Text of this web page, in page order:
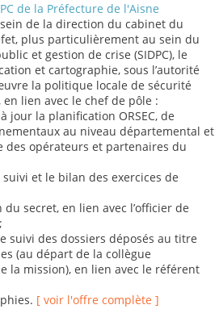
de la Préfecture de l'Aisne
de la direction du cabinet du
plus particulièrement au sein du
et gestion de crise (SIDPC), le
et cartographie, sous l’autorité
la politique locale de sécurité
lien avec le chef de pôle :
jour la planification ORSEC, de
au niveau départemental et
des opérateurs et partenaires du
suivi et le bilan des exercices de
secret, en lien avec l’officier de
suivi des dossiers déposés au titre
(au départ de la collègue
la mission), en lien avec le référent
[ voir l'offre complète ]